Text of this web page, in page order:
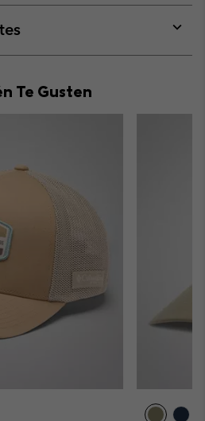
or
or
Te Gusten